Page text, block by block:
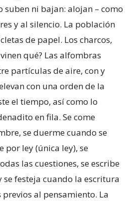
suben ni bajan: alojan – como
y al silencio. La población
de papel. Los charcos,
qué? Las alfombras
partículas de aire, con y
con una orden de la
el tiempo, así como lo
en fila. Se come
se duerme cuando se
por ley (única ley), se
las cuestiones, se escribe
se festeja cuando la escritura
al pensamiento. La